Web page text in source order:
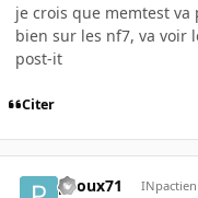
je crois que memtest
bien sur les nf7, va voir
post-it
Citer
piloux71 INpactien